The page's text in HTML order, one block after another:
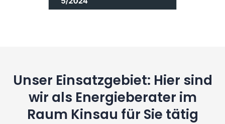
Unser Einsatzgebiet: Hier sind
wir als Energieberater im
Raum Kinsau für Sie tätig